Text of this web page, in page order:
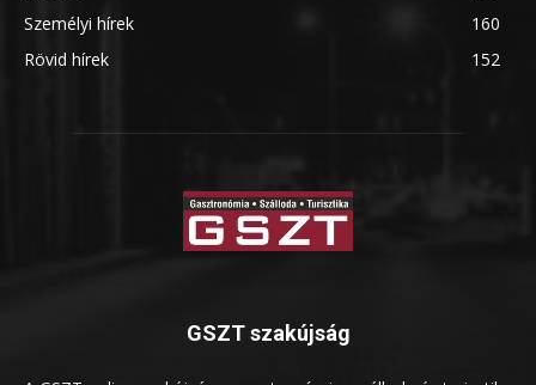
Személyi hírek
160
Rövid hírek
152
GSZT szakújság